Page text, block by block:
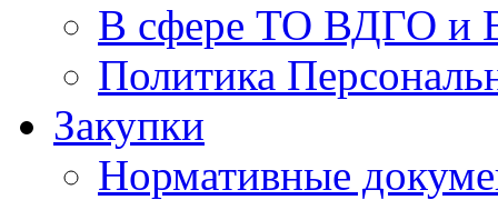
В сфере ТО ВДГО и
Политика
Закупки
Нормативные